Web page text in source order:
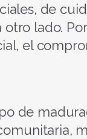
de
lado.
el
de